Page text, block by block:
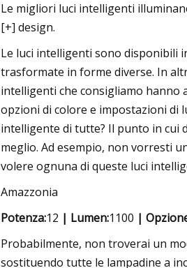
Le migliori luci intelligenti
[+] design.
Le luci intelligenti sono disponibili
trasformate in forme diverse. In
intelligenti che consigliamo
opzioni di colore e impostazioni di
intelligente di tutte? Il punto in cui
meglio. Ad esempio, non vorresti
volere ognuna di queste luci
Amazzonia
Potenza:12 | Lumen:1100 |
Probabilmente, non troverai un
sostituendo tutte le lampadine a